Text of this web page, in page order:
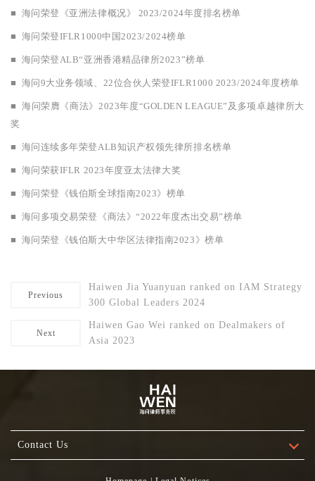
■ 海问荣登《亚洲法律概况》 2023/2024年度排名榜单
■ 海问荣登IFLR1000中国2023/2024榜单
■ 海问荣登ALB“亚洲香港精品律所2023”榜单
■ 海问9大业务领域、22位合伙人荣登IFLR1000 2023/2024年度榜单
■ 海问荣膺《商法》2023年度“GOLDEN LEAGUE”及多项卓越律所大
奖
■ 海问连续多年荣登ALB知识产权领先律所排名榜单
■ 海问荣获IFLR 2023年度亚太法律大奖
■ 海问荣登《钱伯斯全球指南2023》榜单
■ 海问多项交易荣登《商法》“2022年度杰出交易”榜单
■ 海问荣登《钱伯斯大中华区法律指南2023》榜单
Previous
Haiwen Jia Yuanyuan ranked on IAM Strategy
300 Global Leaders 2024
Next
Haiwen Gao Wei ranked on Dealmakers of
Asia 2023
Contact Us